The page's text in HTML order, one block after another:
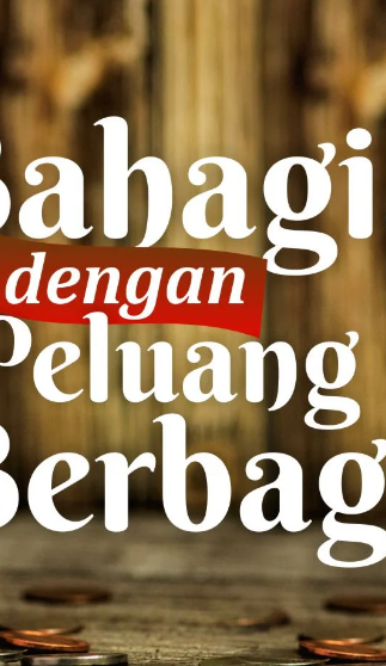
HUKUM MEMBAYAR ZAKAT DENGAN CARA